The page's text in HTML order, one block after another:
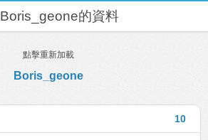
Boris_geone的資料
點擊重新加載
Boris_geone
10